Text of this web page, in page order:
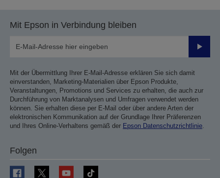
Mit Epson in Verbindung bleiben
Mit der Übermittlung Ihrer E-Mail-Adresse erklären Sie sich damit
einverstanden, Marketing-Materialien über Epson Produkte,
Veranstaltungen, Promotions und Services zu erhalten, die auch zur
Durchführung von Marktanalysen und Umfragen verwendet werden
können. Sie erhalten diese per E-Mail oder über andere Arten der
elektronischen Kommunikation auf der Grundlage Ihrer Präferenzen
und Ihres Online-Verhaltens gemäß der Epson Datenschutzrichtlinie
Folgen